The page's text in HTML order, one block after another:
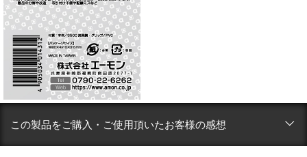
この製品をご購入・ご使用頂いたお客様の感想